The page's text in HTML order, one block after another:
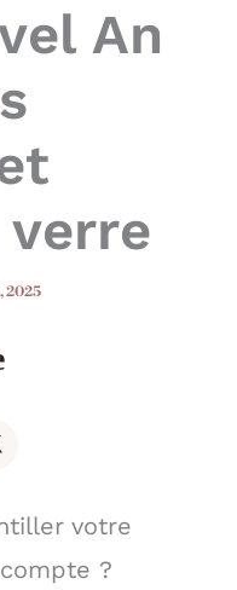
An
2025
votre
?